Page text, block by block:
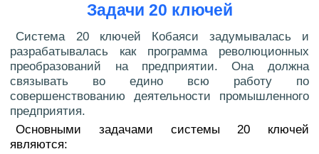
Задачи 20 ключей
Система 20 ключей Кобаяси задумывалась и
разрабатывалась как программа революционных
преобразований на предприятии. Она должна
связывать во едино всю работу по
совершенствованию деятельности промышленного
предприятия.
Основными задачами системы 20 ключей
являются: